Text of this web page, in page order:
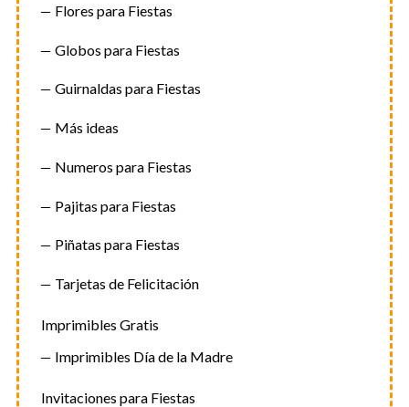
Flores para Fiestas
Globos para Fiestas
Guirnaldas para Fiestas
Más ideas
Numeros para Fiestas
Pajitas para Fiestas
Piñatas para Fiestas
Tarjetas de Felicitación
Imprimibles Gratis
Imprimibles Día de la Madre
Invitaciones para Fiestas